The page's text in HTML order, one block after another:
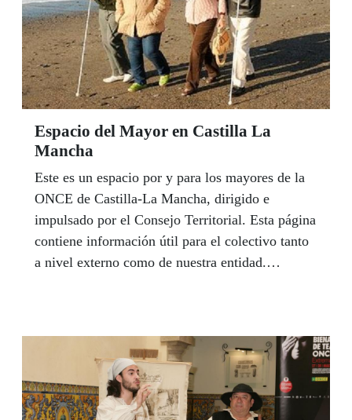
Espacio del Mayor en Castilla La
Mancha
Este es un espacio por y para los mayores de la
ONCE de Castilla-La Mancha, dirigido e
impulsado por el Consejo Territorial. Esta página
contiene información útil para el colectivo tanto
a nivel externo como de nuestra entidad.
Elena Rodríguez Fernández y su equipo de
colaboradores en los centros de la ONCE, ¡están
a tu disposición! Puedes hacerlo por correo
electrónico referentemayorcastillalamancha